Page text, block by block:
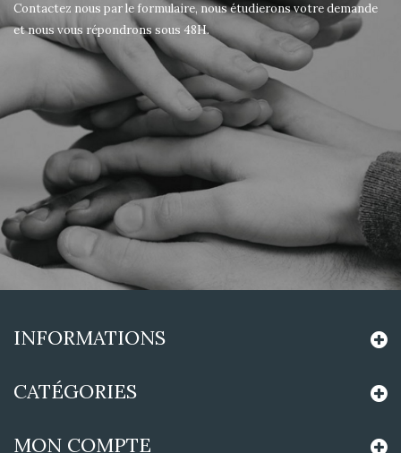
Contactez nous par le formulaire, nous étudierons votre demande
et nous vous répondrons sous 48H.
INFORMATIONS
CATÉGORIES
MON COMPTE